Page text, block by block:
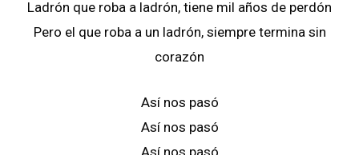
Ladrón que roba a ladrón, tiene mil años de perdón
Pero el que roba a un ladrón, siempre termina sin
corazón
Así nos pasó
Así nos pasó